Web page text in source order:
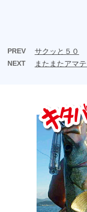
PREV サクッと５０
NEXT またまたアマ